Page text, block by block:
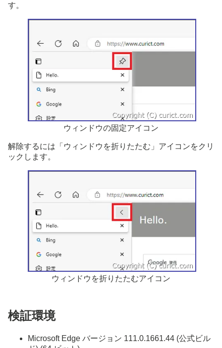
す。
ウィンドウの固定アイコン
解除するには「ウィンドウを折りたたむ」アイコンをクリ
ックします。
ウィンドウを折りたたむアイコン
検証環境
Microsoft Edge バージョン 111.0.1661.44 (公式ビル